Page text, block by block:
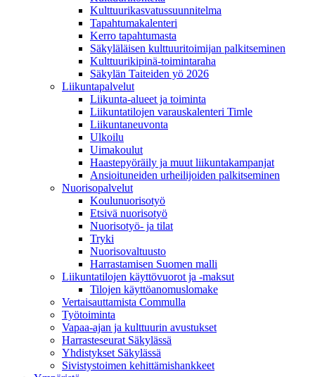
Kulttuurikasvatussuunnitelma
Tapahtumakalenteri
Kerro tapahtumasta
Säkyläläisen kulttuuritoimijan palkitseminen
Kulttuurikipinä-toimintaraha
Säkylän Taiteiden yö 2026
Liikuntapalvelut
Liikunta-alueet ja toiminta
Liikuntatilojen varauskalenteri Timle
Liikuntaneuvonta
Ulkoilu
Uimakoulut
Haastepyöräily ja muut liikuntakampanjat
Ansioituneiden urheilijoiden palkitseminen
Nuorisopalvelut
Koulunuorisotyö
Etsivä nuorisotyö
Nuorisotyö- ja tilat
Tryki
Nuorisovaltuusto
Harrastamisen Suomen malli
Liikuntatilojen käyttövuorot ja -maksut
Tilojen käyttöanomuslomake
Vertaisauttamista Commulla
Työtoiminta
Vapaa-ajan ja kulttuurin avustukset
Harrasteseurat Säkylässä
Yhdistykset Säkylässä
Sivistystoimen kehittämishankkeet